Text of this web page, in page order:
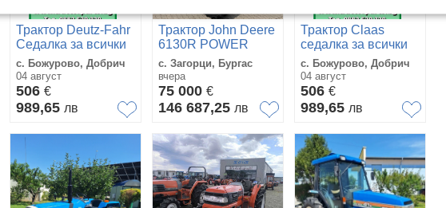
Трактор Deutz-Fahr
Седалка за всички
модели
с. Божурово, Добрич
04 август
506 €
989,65 лв
Трактор John Deere
6130R POWER
QUAD ЛИЗИНГ
с. Загорци, Бургас
вчера
75 000 €
146 687,25 лв
Трактор Claas
седалка за всички
модели трактори
с. Божурово, Добрич
04 август
506 €
989,65 лв